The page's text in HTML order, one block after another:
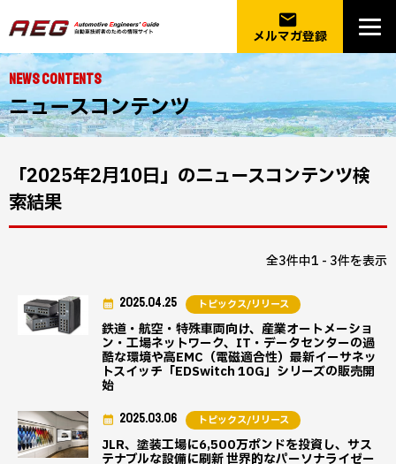
email
メルマガ登録
NEWS CONTENTS
ニュースコンテンツ
「2025年2月10日」のニュースコンテンツ検
索結果
全3件中1 - 3件を表示
鉄道・航空・特殊車両向け、産業オートメーショ
ン・工場ネットワーク、IT・データセンターの過
酷な環境や高EMC（電磁適合性）最新イーサネッ
トスイッチ「EDSwitch 10G」シリーズの販売開
始
2025.04.25 トピックス/リリース
JLR、塗装工場に6,500万ポンドを投資し、サス
テナブルな設備に刷新 世界的なパーソナライゼー
2025.03.06 トピックス/リリース